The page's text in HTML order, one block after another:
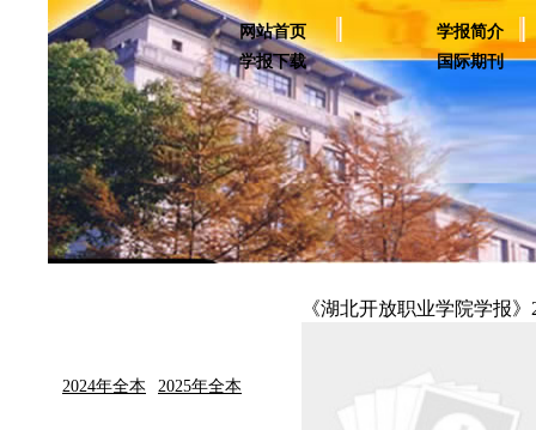
网站首页
学报简介
学报下载
国际期刊
2024年全本 2025年全本
《湖北开放职业学院学报